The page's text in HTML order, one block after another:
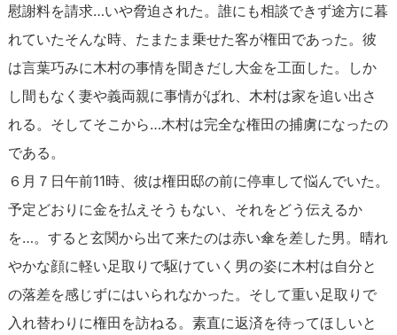
慰謝料を請求…いや脅迫された。誰にも相談できず途方に暮
れていたそんな時、たまたま乗せた客が権田であった。彼
は言葉巧みに木村の事情を聞きだし大金を工面した。しか
し間もなく妻や義両親に事情がばれ、木村は家を追い出さ
れる。そしてそこから…木村は完全な権田の捕虜になったの
である。
６月７日午前11時、彼は権田邸の前に停車して悩んでいた。
予定どおりに金を払えそうもない、それをどう伝えるか
を…。すると玄関から出て来たのは赤い傘を差した男。晴れ
やかな顔に軽い足取りで駆けていく男の姿に木村は自分と
の落差を感じずにはいられなかった。そして重い足取りで
入れ替わりに権田を訪ねる。素直に返済を待ってほしいと